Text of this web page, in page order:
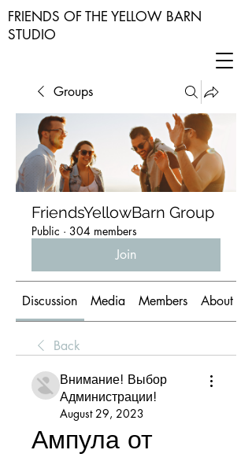
FRIENDS OF THE YELLOW BARN
STUDIO
Groups
FriendsYellowBarn Group
Public · 304 members
Join
Discussion Media Members About
Back
Внимание! Выбор
Администрации!
August 29, 2023
Ампула от